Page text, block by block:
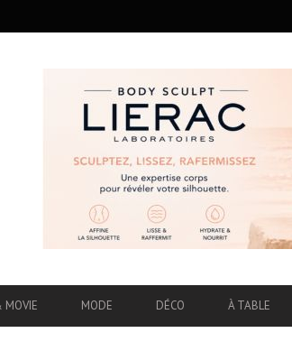
MOVIE MODE DÉCO À TABLE